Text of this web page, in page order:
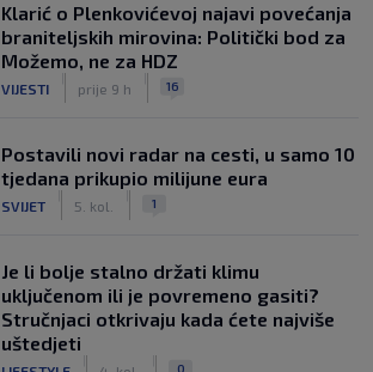
Klarić o Plenkovićevoj najavi povećanja
braniteljskih mirovina: Politički bod za
Možemo, ne za HDZ
VIJESTI prije 9 h 16
Postavili novi radar na cesti, u samo 10
tjedana prikupio milijune eura
SVIJET 5. kol. 1
Je li bolje stalno držati klimu
uključenom ili je povremeno gasiti?
Stručnjaci otkrivaju kada ćete najviše
uštedjeti
0